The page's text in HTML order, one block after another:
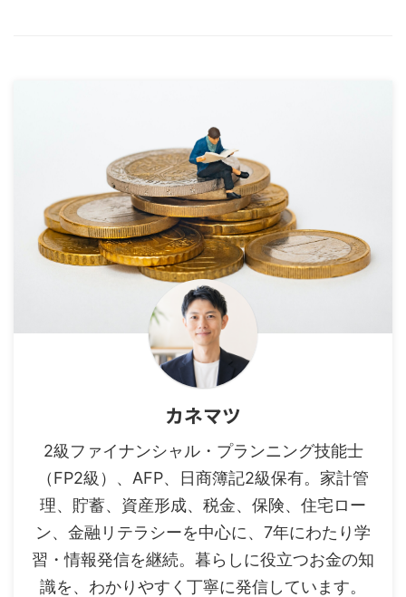
カネマツ
2級ファイナンシャル・プランニング技能士
（FP2級）、AFP、日商簿記2級保有。家計管
理、貯蓄、資産形成、税金、保険、住宅ロー
ン、金融リテラシーを中心に、7年にわたり学
習・情報発信を継続。暮らしに役立つお金の知
識を、わかりやすく丁寧に発信しています。